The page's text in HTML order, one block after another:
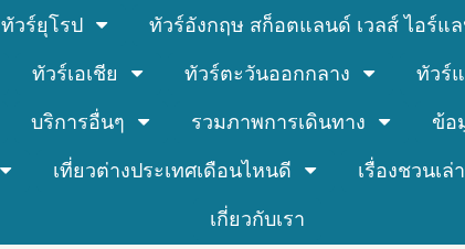
ทัวร์ยุโรป ทัวร์อังกฤษ สก็อตแลนด์ เวลส์ ไอร์แ
ทัวร์เอเชีย ทัวร์ตะวันออกกลาง ทัวร์
บริการอื่นๆ รวมภาพการเดินทาง ข้อ
เที่ยวต่างประเทศเดือนไหนดี เรื่องชวนเล่
เกี่ยวกับเรา